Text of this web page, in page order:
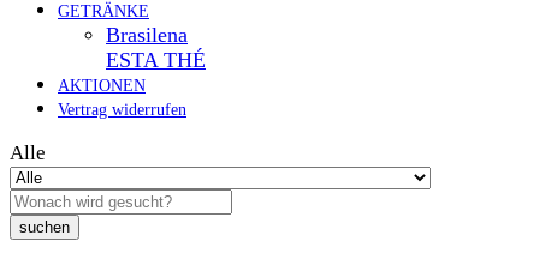
GETRÄNKE
Brasilena
ESTA THÉ
AKTIONEN
Vertrag widerrufen
Alle
suchen